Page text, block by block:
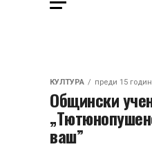
КУЛТУРА преди 15
Общински
ваш”